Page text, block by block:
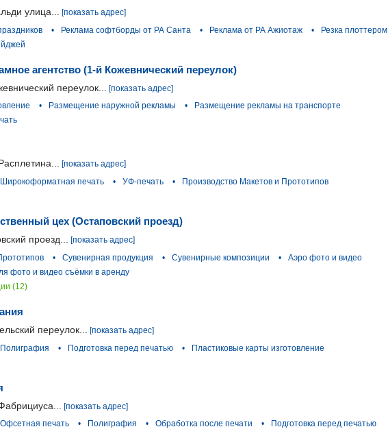
улица...
[показать адрес]
• Реклама софтборды от РА Санта • Реклама от РА Ажиотаж •
Резка плоттером
агентство (1-й Кожевнический переулок)
переулок...
[показать адрес]
• Размещение наружной рекламы •
Размещение рекламы на транспорте
[показать адрес]
Широкоформатная печать • УФ-печать •
Производство Макетов и Прототипов
цех (Остаповский проезд)
проезд...
[показать адрес]
• Сувенирная продукция • Сувенирные композиции •
Аэро фото и видео
фото и видео съёмки в аренду
(12)
переулок...
[показать адрес]
Полиграфия • Подготовка перед печатью •
Пластиковые карты изготовление
[показать адрес]
Офсетная печать • Полиграфия • Обработка после печати • Подготовка перед печатью